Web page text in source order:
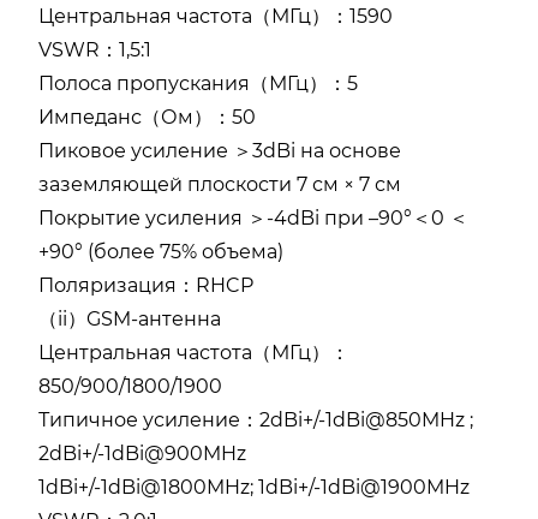
Центральная частота（МГц）：1590
VSWR：1,5:1
Полоса пропускания（МГц）：5
Импеданс（Ом）：50
Пиковое усиление ＞3dBi на основе
заземляющей плоскости 7 см × 7 см
Покрытие усиления ＞-4dBi при –90°＜0 ＜
+90° (более 75% объема)
Поляризация：RHCP
（ii）GSM-антенна
Центральная частота（МГц）：
850/900/1800/1900
Типичное усиление：2dBi+/-1dBi@850MHz ;
2dBi+/-1dBi@900MHz
1dBi+/-1dBi@1800MHz; 1dBi+/-1dBi@1900MHz